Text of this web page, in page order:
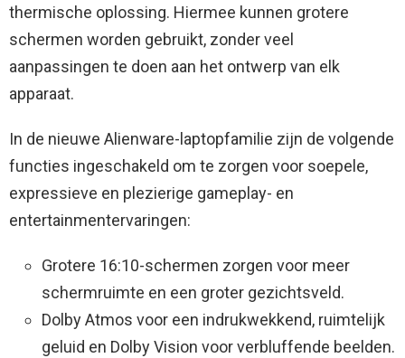
thermische oplossing. Hiermee kunnen grotere
schermen worden gebruikt, zonder veel
aanpassingen te doen aan het ontwerp van elk
apparaat.
In de nieuwe Alienware-laptopfamilie zijn de volgende
functies ingeschakeld om te zorgen voor soepele,
expressieve en plezierige gameplay- en
entertainmentervaringen:
Grotere 16:10-schermen zorgen voor meer
schermruimte en een groter gezichtsveld.
Dolby Atmos voor een indrukwekkend, ruimtelijk
geluid en Dolby Vision voor verbluffende beelden.